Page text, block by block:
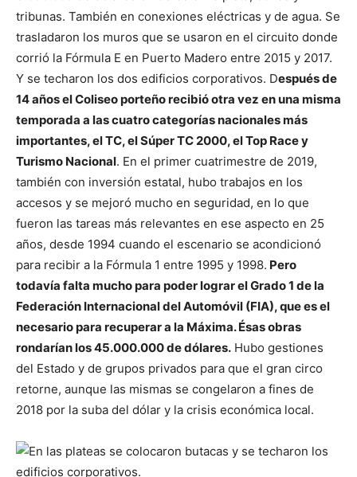
tribunas. También en conexiones eléctricas y de agua. Se
trasladaron los muros que se usaron en el circuito donde
corrió la Fórmula E en Puerto Madero entre 2015 y 2017.
Y se techaron los dos edificios corporativos. Después de
14 años el Coliseo porteño recibió otra vez en una misma
temporada a las cuatro categorías nacionales más
importantes, el TC, el Súper TC 2000, el Top Race y
Turismo Nacional. En el primer cuatrimestre de 2019,
también con inversión estatal, hubo trabajos en los
accesos y se mejoró mucho en seguridad, en lo que
fueron las tareas más relevantes en ese aspecto en 25
años, desde 1994 cuando el escenario se acondicionó
para recibir a la Fórmula 1 entre 1995 y 1998. Pero
todavía falta mucho para poder lograr el Grado 1 de la
Federación Internacional del Automóvil (FIA), que es el
necesario para recuperar a la Máxima. Ésas obras
rondarían los 45.000.000 de dólares. Hubo gestiones
del Estado y de grupos privados para que el gran circo
retorne, aunque las mismas se congelaron a fines de
2018 por la suba del dólar y la crisis económica local.